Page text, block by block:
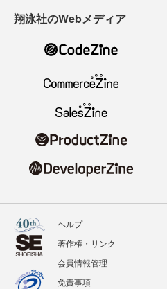
翔泳社のWebメディア
ヘルプ
著作権・リンク
会員情報管理
免責事項